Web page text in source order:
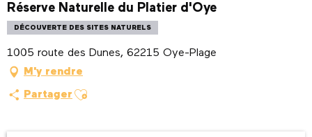
Réserve Naturelle du Platier d'Oye
DÉCOUVERTE DES SITES NATURELS
1005 route des Dunes, 62215 Oye-Plage
M'y rendre
Partager Ajouter aux favoris